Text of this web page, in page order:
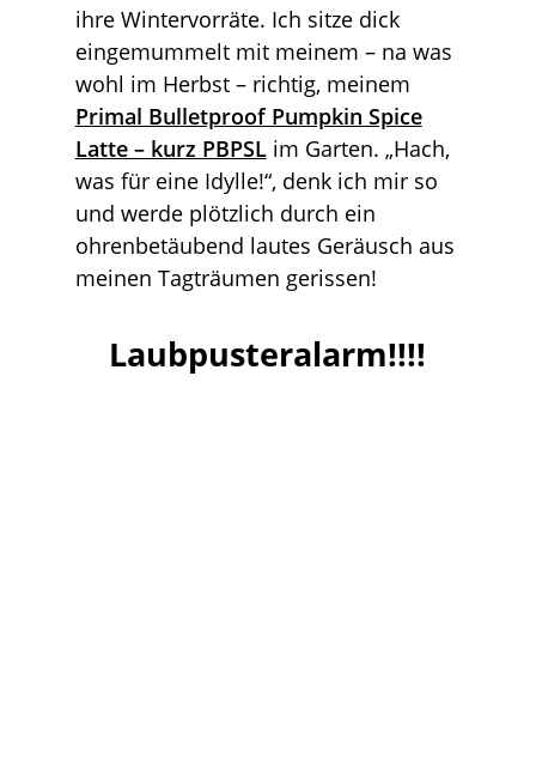
ihre Wintervorräte. Ich sitze dick
eingemummelt mit meinem – na was
wohl im Herbst – richtig, meinem
Primal Bulletproof Pumpkin Spice
Latte – kurz PBPSLim Garten. „Hach,
was für eine Idylle!“, denk ich mir so
und werde plötzlich durch ein
ohrenbetäubend lautes Geräusch aus
meinen Tagträumen gerissen!
Laubpusteralarm!!!!